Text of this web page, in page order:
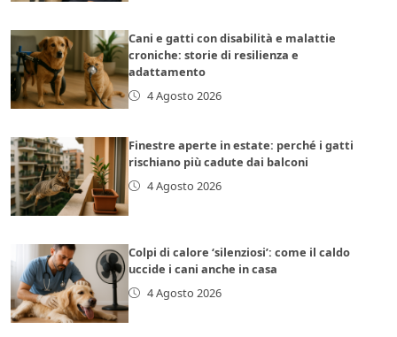
Cani e gatti con disabilità e malattie
croniche: storie di resilienza e
adattamento
4 Agosto 2026
Finestre aperte in estate: perché i gatti
rischiano più cadute dai balconi
4 Agosto 2026
Colpi di calore ‘silenziosi’: come il caldo
uccide i cani anche in casa
4 Agosto 2026